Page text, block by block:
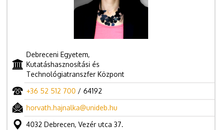
Debreceni Egyetem,
Kutatáshasznosítási és
Technológiatranszfer Központ
+36 52 512 700 / 64192
horvath.hajnalka@unideb.hu
4032 Debrecen, Vezér utca 37.